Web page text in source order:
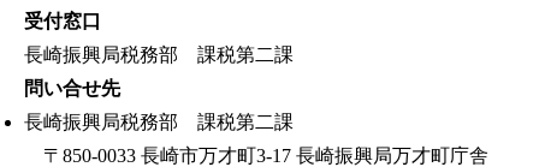
受付窓口
長崎振興局税務部 課税第二課
問い合せ先
長崎振興局税務部 課税第二課
〒850-0033 長崎市万才町3-17 長崎振興局万才町庁舎